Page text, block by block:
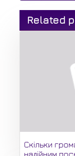
Related
Скільки
надійним